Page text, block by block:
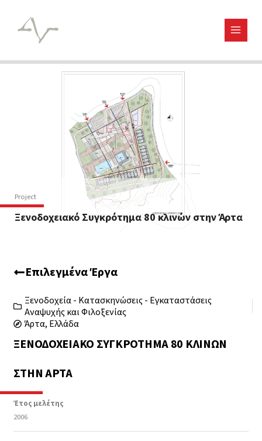
περιεχόμενο
Project
Ξενοδοχειακό Συγκρότημα 80 κλινών στην Άρτα
Επιλεγμένα Έργα
Ξενοδοχεία - Κατασκηνώσεις - Εγκαταστάσεις
Αναψυχής και Φιλοξενίας
Άρτα, Ελλάδα
ΞΕΝΟΔΟΧΕΙΑΚΌ ΣΥΓΚΡΌΤΗΜΑ 80 ΚΛΙΝΏΝ
ΣΤΗΝ ΆΡΤΑ
Έτος μελέτης
2006